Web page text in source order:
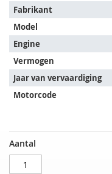
Het
artikel
past
op
de
volgende
voertuigen:
Fabrikant
Model
Engine
Vermogen
Jaar van vervaardiging
Motorcode
Roetfilter
FORD
Mondeo
OP
VOORRAAD
Aantal
gallerij